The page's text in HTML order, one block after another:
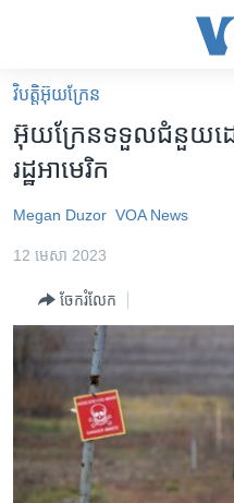
គេហទំព័រ​
ទាក់ទង
រំលង​
និង​
ទំព័រ​
ម្តង
និង​
ចូល​
ទំព័រ​
អន្តរជាតិ
កម្ពុជាច្នៃប្រតិដ្ឋ
ព្រឹត្តិការណ៍ព័ត៌មាន
ទូរទស្សន៍ / វីដេអូ​
វិទ្យុ / ផតខាសថ៍
កម្មវិធីទាំងអស់
វិបត្តិអ៊ុយក្រែន
អ៊ុយក្រែន​ទទួល​ជំនួយ​ដ
រដ្ឋ​អាមេរិក
Megan Duzor VOA News
12 មេសា 2023
ចែករំលែក